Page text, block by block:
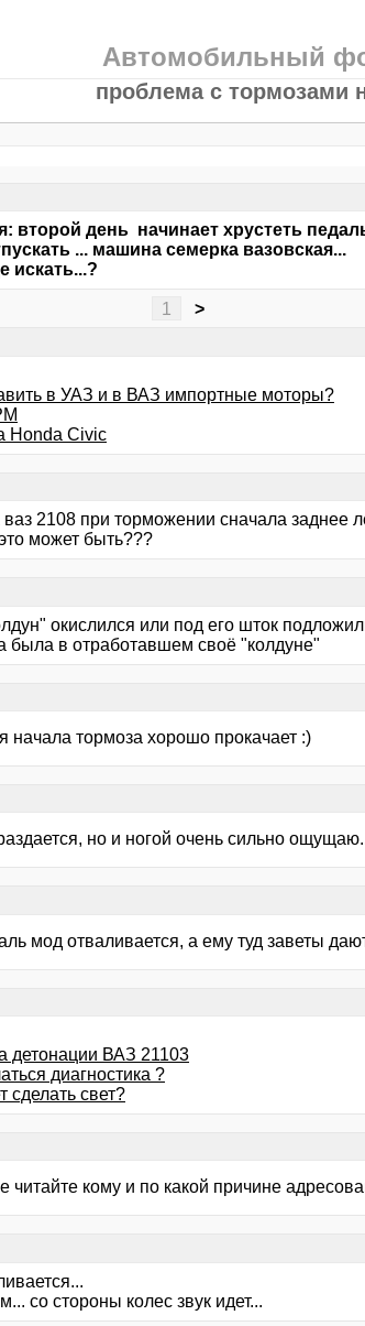
Автомобильный
проблема с тормозами
второй день начинает хрустеть
... машина семерка вазовская...
искать...?
1 >
в УАЗ и в ВАЗ импортные моторы?
Honda Civic
ваз 2108 при торможении сначала заднее
может быть???
окислился или под его шток
была в отработавшем своё "колдуне"
начала тормоза хорошо прокачает :)
но и ногой очень сильно
мод отваливается, а ему туд заветы
детонации ВАЗ 21103
диагностика ?
сделать свет?
читайте кому и по какой причине
со стороны колес звук идет...